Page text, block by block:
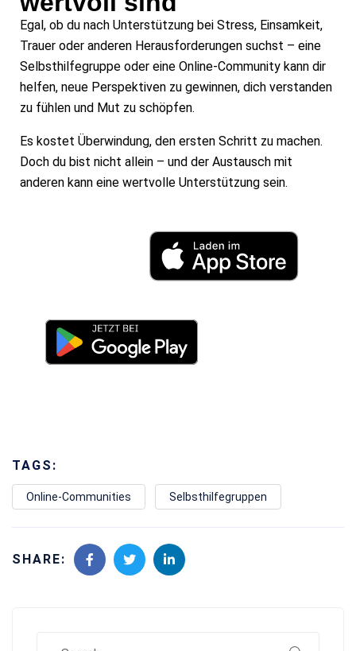
Egal, ob du nach Unterstützung bei Stress, Einsamkeit,
Trauer oder anderen Herausforderungen suchst – eine
Selbsthilfegruppe oder eine Online-Community kann dir
helfen, neue Perspektiven zu gewinnen, dich verstanden
zu fühlen und Mut zu schöpfen.
Es kostet Überwindung, den ersten Schritt zu machen.
Doch du bist nicht allein – und der Austausch mit
anderen kann eine wertvolle Unterstützung sein.
TAGS:
Online-Communities Selbsthilfegruppen
SHARE: